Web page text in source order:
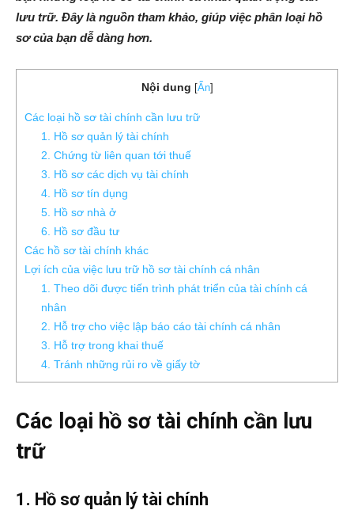
lưu trữ. Đây là nguồn tham khảo, giúp việc phân loại hồ
sơ của bạn dễ dàng hơn.
Nội dung [Ẩn]
Các loại hồ sơ tài chính cần lưu trữ
1. Hồ sơ quản lý tài chính
2. Chứng từ liên quan tới thuế
3. Hồ sơ các dịch vụ tài chính
4. Hồ sơ tín dụng
5. Hồ sơ nhà ở
6. Hồ sơ đầu tư
Các hồ sơ tài chính khác
Lợi ích của việc lưu trữ hồ sơ tài chính cá nhân
1. Theo dõi được tiến trình phát triển của tài chính cá
nhân
2. Hỗ trợ cho việc lập báo cáo tài chính cá nhân
3. Hỗ trợ trong khai thuế
4. Tránh những rủi ro về giấy tờ
Các loại hồ sơ tài chính cần lưu
trữ
1. Hồ sơ quản lý tài chính